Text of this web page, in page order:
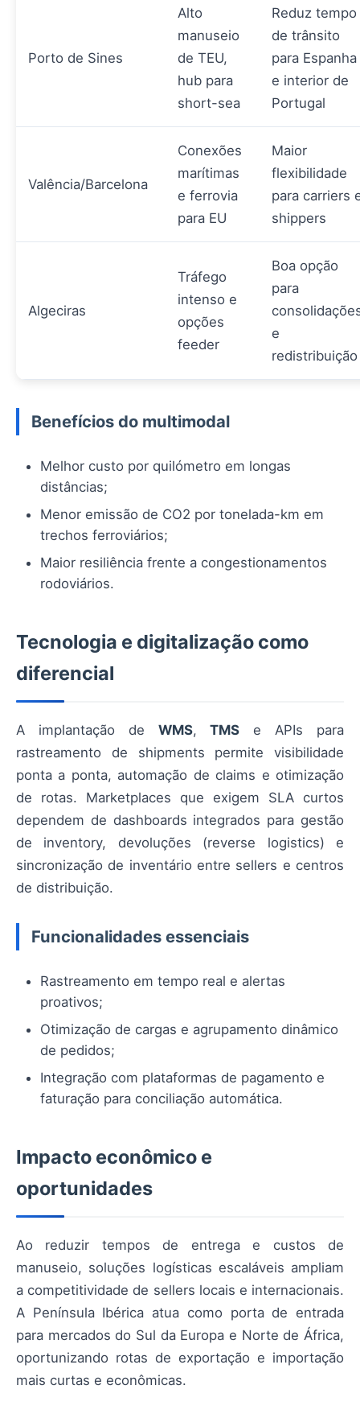
Porto de Sines
Alto
manuseio
de TEU,
hub para
short-sea
Reduz tempo
de trânsito
para Espanha
e interior de
Portugal
Valência/Barcelona
Conexões
marítimas
e ferrovia
para EU
Maior
flexibilidade
para carriers
shippers
Algeciras
Tráfego
intenso e
opções
feeder
Boa opção
para
e
redistribuição
Benefícios do multimodal
Melhor custo por quilómetro em longas
distâncias;
Menor emissão de CO2 por tonelada-km em
trechos ferroviários;
Maior resiliência frente a congestionamentos
rodoviários.
Tecnologia e digitalização como
diferencial
A implantação de WMS,TMS e APIs para
rastreamento de shipments permite visibilidade
ponta a ponta, automação de claims e otimização
de rotas. Marketplaces que exigem SLA curtos
dependem de dashboards integrados para gestão
de inventory, devoluções (reverse logistics) e
sincronização de inventário entre sellers e centros
de distribuição.
Funcionalidades essenciais
Rastreamento em tempo real e alertas
proativos;
Otimização de cargas e agrupamento dinâmico
de pedidos;
Integração com plataformas de pagamento e
faturação para conciliação automática.
Impacto econômico e
oportunidades
Ao reduzir tempos de entrega e custos de
manuseio, soluções logísticas escaláveis ampliam
a competitividade de sellers locais e internacionais.
A Península Ibérica atua como porta de entrada
para mercados do Sul da Europa e Norte de África,
oportunizando rotas de exportação e importação
mais curtas e econômicas.